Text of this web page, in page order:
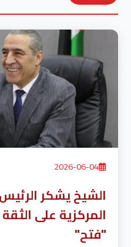
2026-06-04
الشيخ يشكر
المركزية على الثقة
"فتح"